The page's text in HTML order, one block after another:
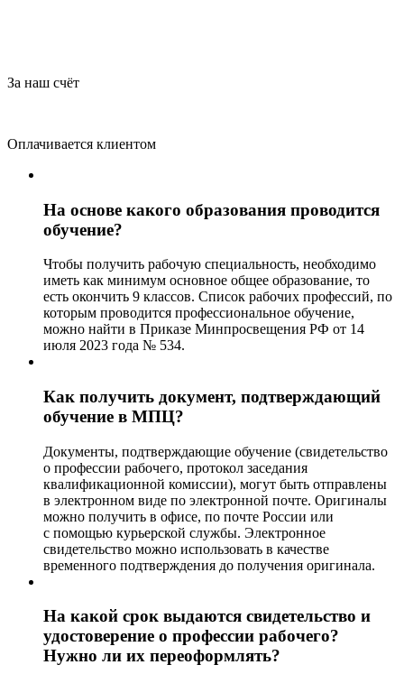
За наш счёт
Оплачивается клиентом
На основе какого образования проводится
обучение?
Чтобы получить рабочую специальность, необходимо
иметь как минимум основное общее образование, то
есть окончить 9 классов. Список рабочих профессий, по
которым проводится профессиональное обучение,
можно найти в Приказе Минпросвещения РФ от 14
июля 2023 года № 534.
Как получить документ, подтверждающий
обучение в МПЦ?
Документы, подтверждающие обучение (свидетельство
о профессии рабочего, протокол заседания
квалификационной комиссии), могут быть отправлены
в электронном виде по электронной почте. Оригиналы
можно получить в офисе, по почте России или
с помощью курьерской службы. Электронное
свидетельство можно использовать в качестве
временного подтверждения до получения оригинала.
На какой срок выдаются свидетельство и
удостоверение о профессии рабочего?
Нужно ли их переоформлять?